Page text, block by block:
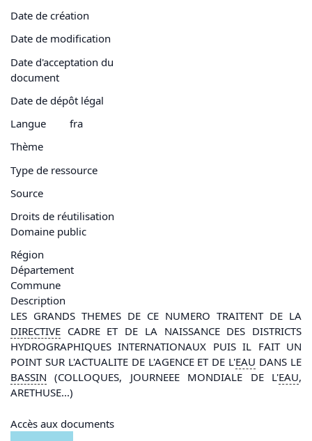
Date de création
Date de modification
Date d'acceptation du
document
Date de dépôt légal
Langue
fra
Thème
Type de ressource
Source
Droits de réutilisation
Domaine public
Région
Département
Commune
Description
LES GRANDS THEMES DE CE NUMERO TRAITENT DE LA
DIRECTIVE CADRE ET DE LA NAISSANCE DES DISTRICTS
HYDROGRAPHIQUES INTERNATIONAUX PUIS IL FAIT UN
POINT SUR L'ACTUALITE DE L'AGENCE ET DE L'EAU DANS LE
BASSIN (COLLOQUES, JOURNEEE MONDIALE DE L'EAU,
ARETHUSE...)
Accès aux documents